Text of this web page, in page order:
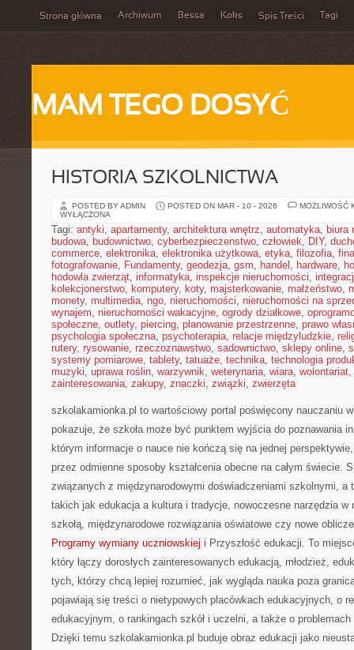
Strona główna Archiwum Bessa Koks Spis Treści Tagi
MAM TEGO DOSYĆ
HISTORIA SZKOLNICTWA
POSTED BY ADMIN POSTED ON MAR - 10 - 2026
MOŻLIWOŚĆ
WYŁĄCZONA
Tagi: antyki, apartamenty, architektura wnętrz, automatyka, biura
budowa, budownictwo, cyberbezpieczenstwo, człowiek, DIY,
commerce, elektronika, elektronika użytkowa, etyka, filozofia,
fotografowanie, Fundamenty, geodezja, gsm, handel , hardware,
hodowla zwierząt, informatyka, inspekcje nieruchomości,
kolekcjonerstwo, komputery, koty, majsterkowanie, małżeństwo,
monety, multimedia, ngo, nieruchomości, nieruchomości na
wynajem, nieruchomości wakacyjne, ogrody działkowe,
społeczne, outlety, piercing, planowanie przestrzenne, prawo
psychologia społeczna, psychoterapia, relacje międzyludzkie,
rutery, rysowanie, rzeczoznawstwo, sadownictwo, sklepy online,
systemy pomiarowe, tablety, tatuaże, technika, technologia
muzyki, uprawa roślin, warzywnik, weterynaria, wiara, wolontariat,
zainteresowania, zakupy, znaczki, związki, zwierzęta
szkolakamionka.pl to wartościowy portal poświęcony nauczaniu
pokazuje, że szkoła może być punktem wyjścia do poznawania
którym informacje o nauce nie kończą się na jednej
przez odmienne sposoby kształcenia obecne na całym świecie.
związanych z międzynarodowymi doświadczeniami szkolnymi, a
takich jak edukacja a kultura i tradycje, nowoczesne narzędzia w
szkołą, międzynarodowe rozwiązania oświatowe czy nowe
Programy wymiany uczniowskiej i Przyszłość edukacji. To
który łączy dorosłych zainteresowanych edukacją, młodzież,
tych, którzy chcą lepiej rozumieć, jak wygląda nauka poza
pojawiają się treści o nietypowych placówkach edukacyjnych, o
edukacyjnym, o rankingach szkół i uczelni, a także o
Dzięki temu szkolakamionka.pl buduje obraz edukacji jako